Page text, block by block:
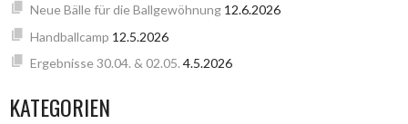
Neue Bälle für die Ballgewöhnung 12.6.2026
Handballcamp 12.5.2026
Ergebnisse 30.04. & 02.05. 4.5.2026
KATEGORIEN